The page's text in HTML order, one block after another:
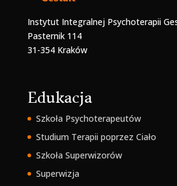
Instytut Integralnej Psychoterapii
Pasternik 114
31-354 Kraków
Edukacja
Szkoła Psychoterapeutów
Studium Terapii poprzez Ciało
Szkoła Superwizorów
Superwizja